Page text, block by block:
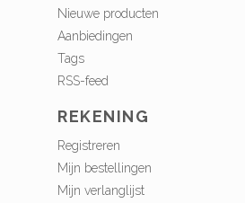
Nieuwe producten
Aanbiedingen
Tags
RSS-feed
REKENING
Registreren
Mijn bestellingen
Mijn verlanglijst